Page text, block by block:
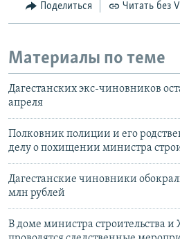
Поделиться Читать без
Материалы по теме
Дагестанских экс-чиновников
апреля
Полковник полиции и его
делу о похищении министра
Дагестанские чиновники
млн рублей
В доме министра строительства и